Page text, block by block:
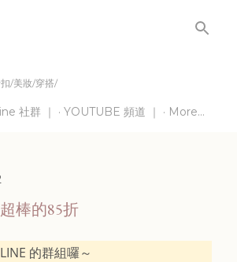
/美妝/穿搭/
社群 ｜ YOUTUBE 頻道 ｜ More…
棒的85折
的群組囉～